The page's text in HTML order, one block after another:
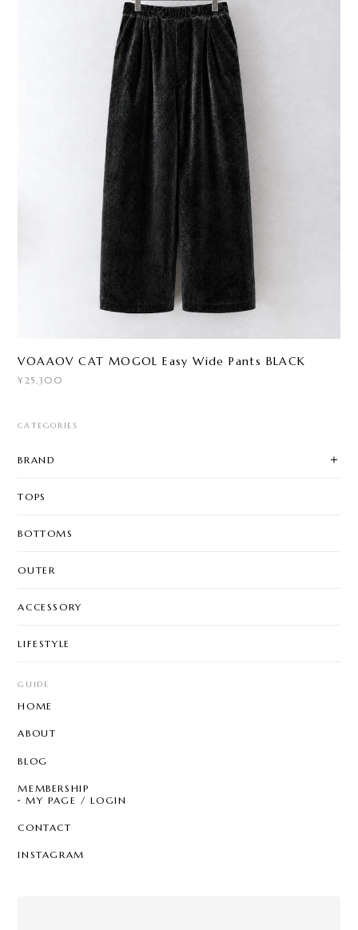
VOAAOV CAT MOGOL Easy Wide Pants BLACK
¥25,300
CATEGORIES
BRAND
TOPS
BOTTOMS
OUTER
ACCESSORY
LIFESTYLE
GUIDE
HOME
ABOUT
BLOG
MEMBERSHIP
MY PAGE / LOGIN
CONTACT
INSTAGRAM